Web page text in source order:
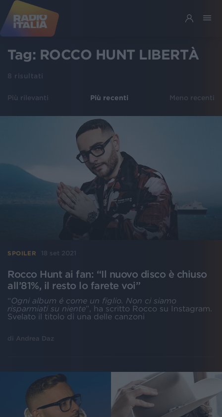
Tag: ROCCO HUNT LIBERTÀ
8 risultati
Più rilevanti Più recenti Meno recenti
SPOILER 18 set 2021
Rocco Hunt ai fan: “Il nuovo disco è chiuso
all’81%, il resto lo farete voi”
“Ogni album é come un figlio. Non ci siamo
risparmiati su niente”, ha scritto Rocco su Instagram.
Svelato il titolo di una delle canzoni
di Andrea Daz